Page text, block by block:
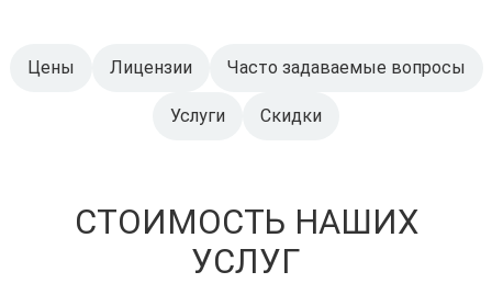
Цены Лицензии Часто задаваемые вопросы
Услуги Скидки
СТОИМОСТЬ НАШИХ
УСЛУГ